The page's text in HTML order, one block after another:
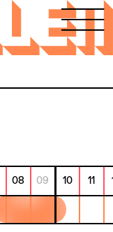
08 09 10 11